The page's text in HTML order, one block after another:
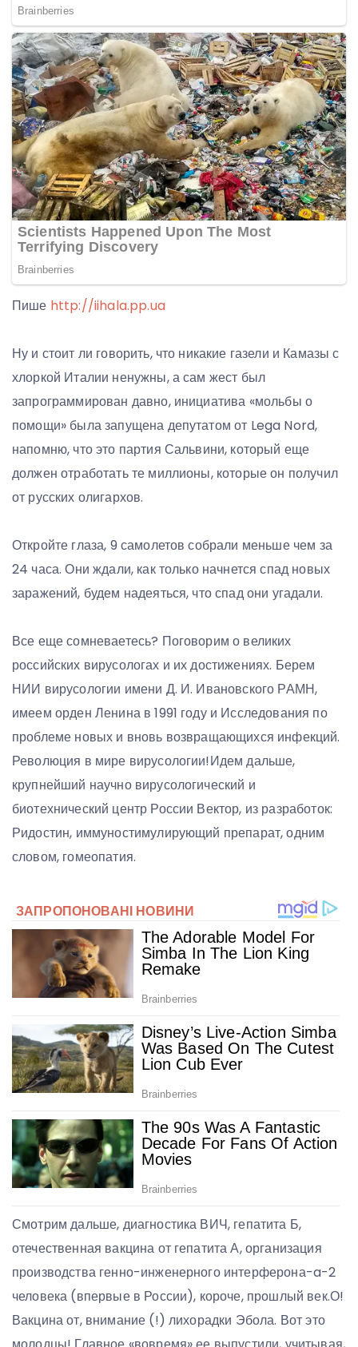
Пише http://iihala.pp.ua
Ну и стоит ли говорить, что никакие газели и Камазы с
хлоркой Италии ненужны, а сам жест был
запрограммирован давно, инициатива «мольбы о
помощи» была запущена депутатом от Lega Nord,
напомню, что это партия Сальвини, который еще
должен отработать те миллионы, которые он получил
от русских олигархов.
Откройте глаза, 9 самолетов собрали меньше чем за
24 часа. Они ждали, как только начнется спад новых
заражений, будем надеяться, что спад они угадали.
Все еще сомневаетесь? Поговорим о великих
российских вирусологах и их достижениях. Берем
НИИ вирусологии имени Д. И. Ивановского РАМН,
имеем орден Ленина в 1991 году и Исследования по
проблеме новых и вновь возвращающихся инфекций.
Революция в мире вирусологии!Идем дальше,
крупнейший научно вирусологический и
биотехнический центр России Вектор, из разработок:
Ридостин, иммуностимулирующий препарат, одним
словом, гомеопатия.
Смотрим дальше, диагностика ВИЧ, гепатита Б,
отечественная вакцина от гепатита А, организация
производства генно-инженерного интерферона-a-2
человека (впервые в России), короче, прошлый век.О!
Вакцина от, внимание (!) лихорадки Эбола. Вот это